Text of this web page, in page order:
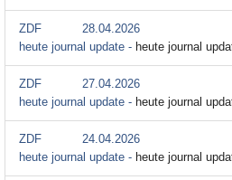
ZDF
28.04.2026
heute journal update - heute journal update
ZDF
27.04.2026
heute journal update - heute journal update
ZDF
24.04.2026
heute journal update - heute journal update